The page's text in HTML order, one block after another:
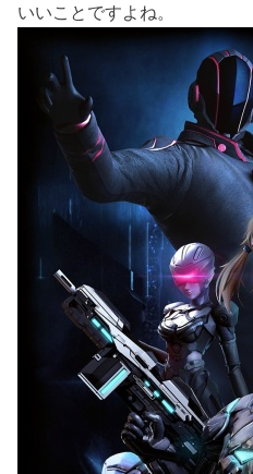
いいことですよね。